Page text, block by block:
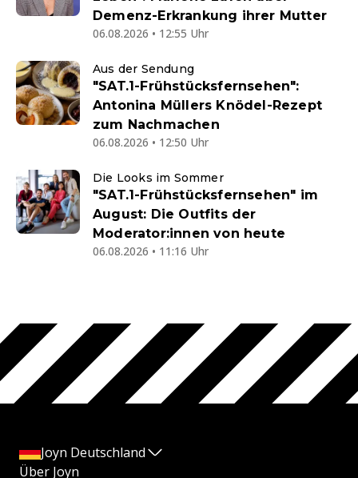
Demenz-Erkrankung ihrer Mutter
06.08.2026 • 12:55 Uhr
Aus der Sendung
"SAT.1-Frühstücksfernsehen":
Antonina Müllers Knödel-Rezept
zum Nachmachen
06.08.2026 • 12:50 Uhr
Die Looks im Sommer
"SAT.1-Frühstücksfernsehen" im
August: Die Outfits der
Moderator:innen von heute
06.08.2026 • 11:16 Uhr
Joyn Deutschland
Über Joyn